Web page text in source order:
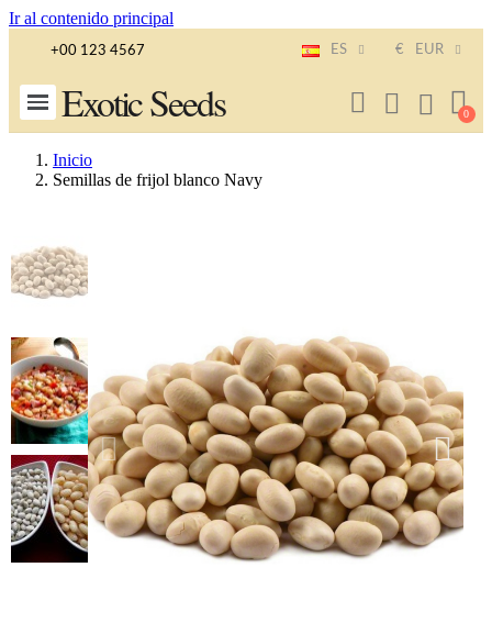
Ir al contenido principal
+00 123 4567 ES € EUR
Exotic Seeds
Inicio
Semillas de frijol blanco Navy